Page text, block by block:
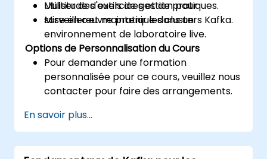
Utiliser des outils de gestion pour
surveiller et maintenir les clusters Kafka.
Multitude d'exercices et de pratiques.
Mise en œuvre pratique dans un
environnement de laboratoire live.
Options de Personnalisation du Cours
Pour demander une formation
personnalisée pour ce cours, veuillez nous
contacter pour faire des arrangements.
En savoir plus...